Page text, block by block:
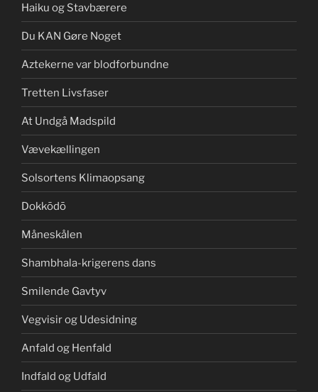
Haiku og Stavbærere
Du KAN Gøre Noget
Aztekerne var blodforbundne
Tretten Livsfaser
At Undgå Madspild
Vævekællingen
Solsortens Klimaopsang
Dokkōdō
Måneskålen
Shambhala-krigerens dans
Smilende Gavtyv
Vegvisir og Udesidning
Anfald og Henfald
Indfald og Udfald